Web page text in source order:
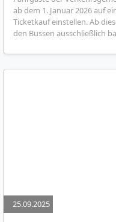
ab dem 1. Januar 2026 auf
Ticketkauf einstellen. Ab
den Bussen ausschließlich
25.09.2025